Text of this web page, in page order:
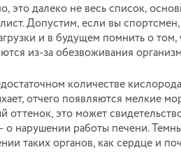
это далеко не весь список,
Допустим, если вы
и в будущем помнить о том,
из-за обезвоживания
количестве
отчего появляются мелкие
оттенок, это может
о нарушении работы печени.
таких органов, как сердце и